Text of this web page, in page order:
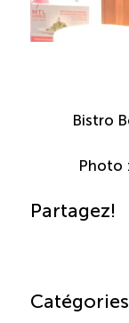
Nouvelles
Cuisinier :
Bilan et
Bistro
Photo
Partagez!
Catégories